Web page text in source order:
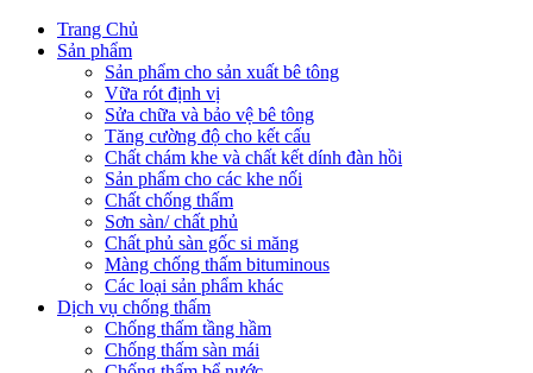
Trang Chủ
Sản phẩm
Sản phẩm cho sản xuất bê tông
Vữa rót định vị
Sửa chữa và bảo vệ bê tông
Tăng cường độ cho kết cấu
Chất chám khe và chất kết dính đàn hồi
Sản phẩm cho các khe nối
Chất chống thấm
Sơn sàn/ chất phủ
Chất phủ sàn gốc si măng
Màng chống thấm bituminous
Các loại sản phẩm khác
Dịch vụ chống thấm
Chống thấm tầng hầm
Chống thấm sàn mái